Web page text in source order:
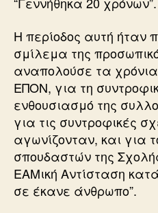
Η περίοδος αυτή ήταν
σμίλεμα της
αναπολούσε τα
ΕΠΟΝ, για τη
ενθουσιασμό της
για τις συντροφικές
αγωνίζονταν, και για
σπουδαστών της
ΕΑΜική Αντίσταση
σε έκανε άνθρωπο”.